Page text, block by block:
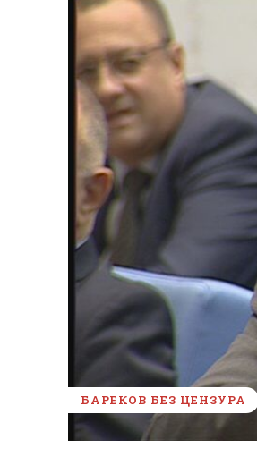
БАРЕКОВ БЕЗ ЦЕНЗУРА